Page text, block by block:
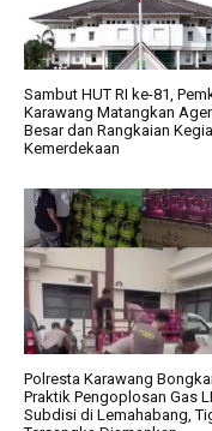
Sambut HUT RI ke-81,
Karawang Matangkan
Besar dan Rangkaian
Kemerdekaan
Polresta Karawang
Praktik Pengoplosan Gas
Subdisi di Lemahabang,